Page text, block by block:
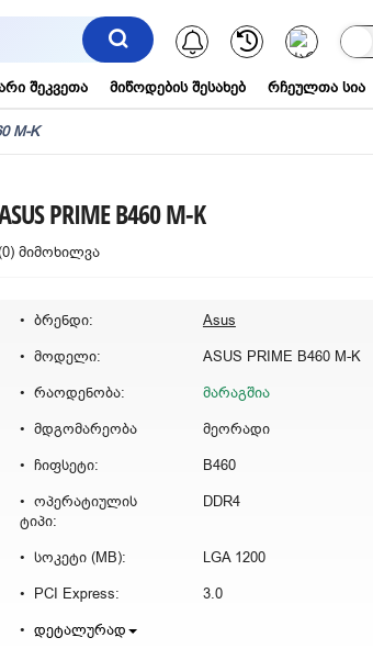
შეტყობინებები
შეკვეთა მიწოდების შესახებ რჩეულთა სია
M-K
PRIME B460 M-K
მიმოხილვა
ბრენდი:
Asus
მოდელი:
ASUS PRIME B460 M-K
რაოდენობა:
მარაგშია
მდგომარეობა
მეორადი
ჩიფსეტი:
B460
ოპერატიულის
ტიპი:
DDR4
სოკეტი (MB):
LGA 1200
PCI Express:
3.0
დეტალურად